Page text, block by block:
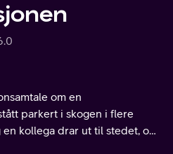
om en
parkert i skogen i flere
kollega drar ut til stedet, og